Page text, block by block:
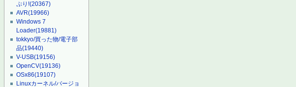
ぷり!(20367)
AVR(19966)
Windows 7
Loader(19881)
tokkyo/買った物/電子部
品(19440)
V-USB(19156)
OpenCV(19136)
OSx86(19107)
Linuxカーネル/バージョ